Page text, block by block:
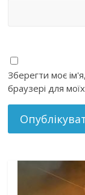
Зберегти моє
браузері для